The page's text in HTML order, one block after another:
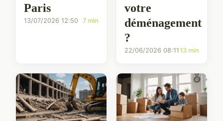
Paris
13/07/2026 12:50 7 min
votre
déménagement
?
22/06/2026 08:11 13 min